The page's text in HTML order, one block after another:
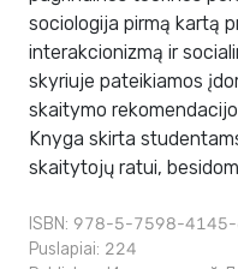
sociologija pirmą kartą
interakcionizmą ir
skyriuje pateikiamos
skaitymo
Knyga skirta
skaitytojų ratui,
ISBN: 978-5-7598-
Puslapiai: 224